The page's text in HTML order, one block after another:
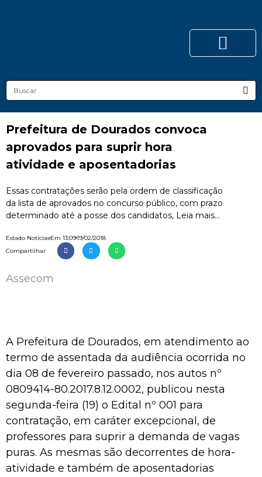
Prefeitura de Dourados convoca
aprovados para suprir hora
atividade e aposentadorias
Essas contratações serão pela ordem de classificação
da lista de aprovados no concurso público, com prazo
determinado até a posse dos candidatos, Leia mais...
Estado NotíciasEm 13:0919/02/2018
Compartilhar
Assecom
A Prefeitura de Dourados, em atendimento ao
termo de assentada da audiência ocorrida no
dia 08 de fevereiro passado, nos autos nº
0809414-80.2017.8.12.0002, publicou nesta
segunda-feira (19) o Edital nº 001 para
contratação, em caráter excepcional, de
professores para suprir a demanda de vagas
puras. As mesmas são decorrentes de hora-
atividade e também de aposentadorias